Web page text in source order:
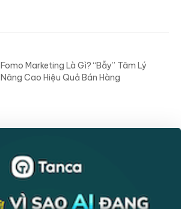
Fomo Marketing Là Gì? “Bẫy” Tâm Lý
Nâng Cao Hiệu Quả Bán Hàng